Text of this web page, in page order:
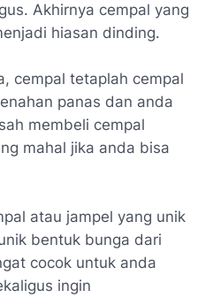
Akhirnya cempal yang
hiasan dinding.
cempal tetaplah cempal
panas dan anda
membeli cempal
mahal jika anda bisa
atau jampel yang unik
bentuk bunga dari
cocok untuk anda
ingin